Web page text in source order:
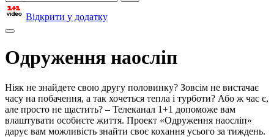
Відкрити у додатку
Одруження наосліп
Ніяк не знайдете свою другу половинку? Зовсім не вистачає
часу на побачення, а так хочеться тепла і турботи? Або ж час є,
але просто не щастить? – Телеканал 1+1 допоможе вам
влаштувати особисте життя. Проект «Одруження наосліп»
дарує вам можливість знайти своє кохання усього за тиждень.